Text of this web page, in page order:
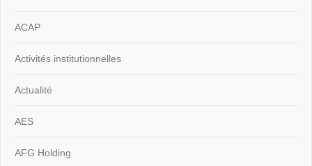
ACAP
Activités institutionnelles
Actualité
AES
AFG Holding